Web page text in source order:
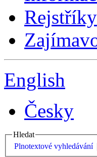
Rejstříky
English
Česky
Hledat
Plnotextové vyhledávání